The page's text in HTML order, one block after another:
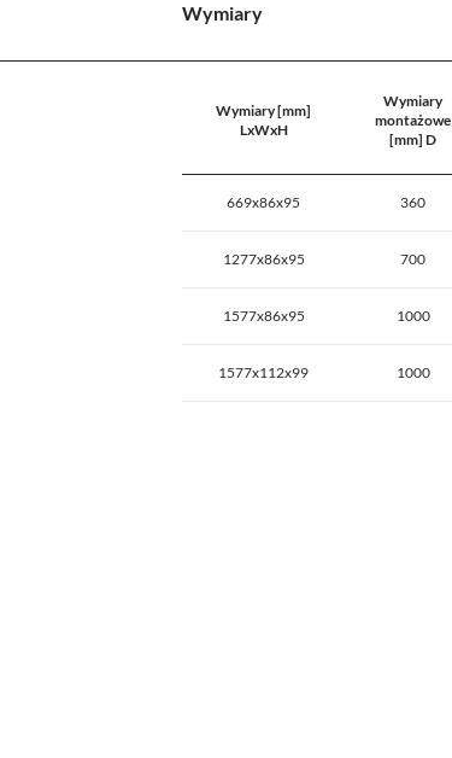
Wymiary
Wymiary [mm]
LxWxH
Wymiary
montażowe
[mm] D
669x86x95 360
1277x86x95 700
1577x86x95 1000
1577x112x99 1000